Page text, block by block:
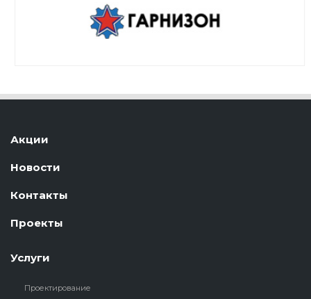
Акции
Новости
Контакты
Проекты
Услуги
Проектирование